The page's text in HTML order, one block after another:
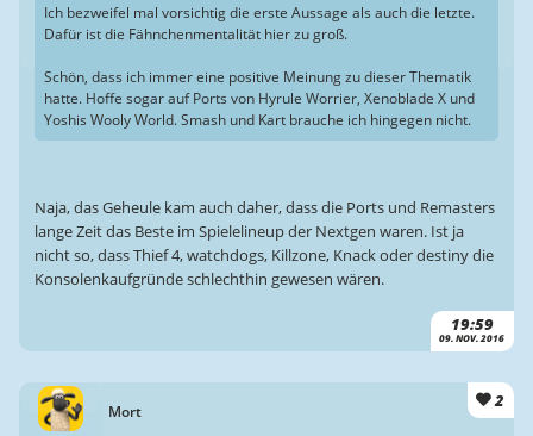
19:59
09. NOV. 2016
Ich bezweifel mal vorsichtig die erste Aussage als auch die letzte.
Dafür ist die Fähnchenmentalität hier zu groß.
Schön, dass ich immer eine positive Meinung zu dieser Thematik
hatte. Hoffe sogar auf Ports von Hyrule Worrier, Xenoblade X und
Yoshis Wooly World. Smash und Kart brauche ich hingegen nicht.
Naja, das Geheule kam auch daher, dass die Ports und Remasters
lange Zeit das Beste im Spielelineup der Nextgen waren. Ist ja
nicht so, dass Thief 4, watchdogs, Killzone, Knack oder destiny die
Konsolenkaufgründe schlechthin gewesen wären.
Mort
2